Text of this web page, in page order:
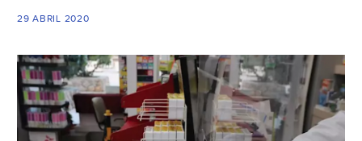
29 ABRIL 2020